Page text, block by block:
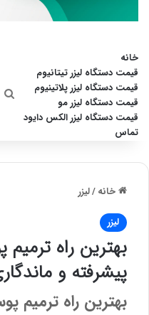
خانه
قیمت دستگاه لیزر تیتانیوم
قیمت دستگاه لیزر پلاتینیوم
قیمت دستگاه لیزر مو
قیمت دستگاه لیزر الکس دایود
تماس
خانه/لیزر
لیزر
پیشرفته و
بهترین راه ترمیم